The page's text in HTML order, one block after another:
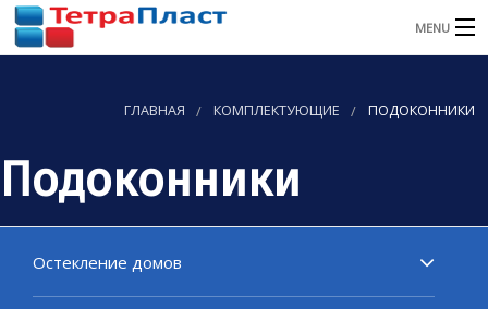
MENU
КАТАЛОГ
УСЛУГИ
НАШИ РАБОТЫ
ГЛАВНАЯ КОМПЛЕКТУЮЩИЕ ПОДОКОННИКИ
Подоконники
Остекление домов